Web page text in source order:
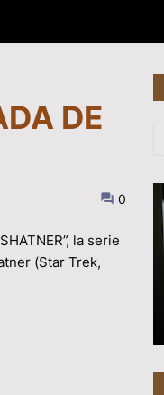
DE
0
la serie
(Star Trek,